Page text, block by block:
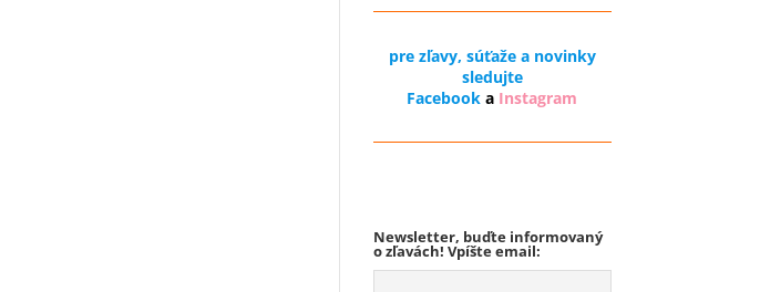
pre zľavy, súťaže a novinky
sledujte
Facebook a Instagram
Newsletter, buďte informovaný
o zľavách! Vpíšte email: